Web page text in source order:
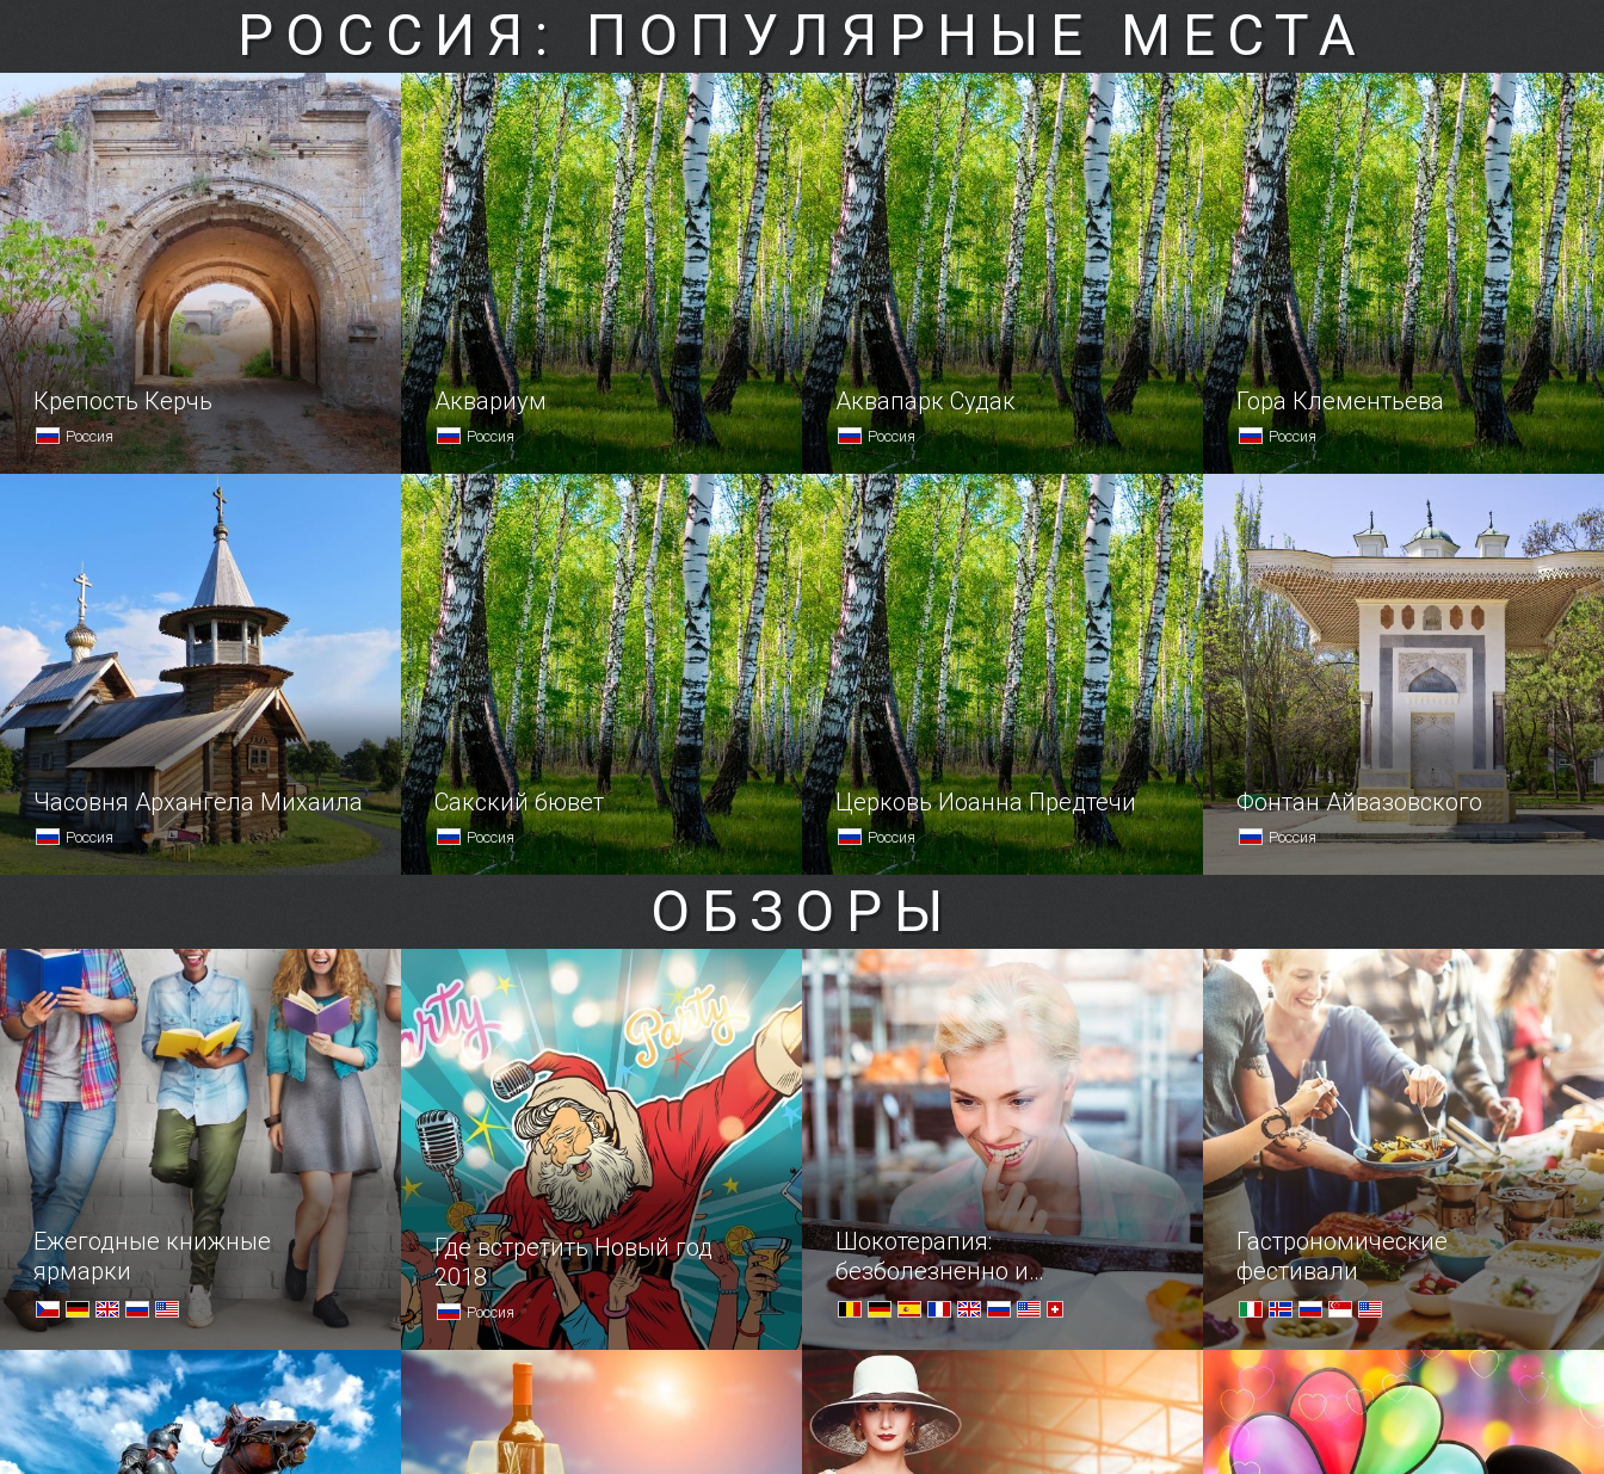
РОССИЯ: ПОПУЛЯРНЫЕ МЕСТА
Крепость Керчь
Россия
Памятник фортификационного
искусства и одна из самых значимых
оборонительных построек XIX
века — крепость Керчь до сих пор
волнует умы исследователей
и туристов.
Аквариум
Россия
Вы мечтали когда-нибудь оказаться
на морском дне, чтобы увидеть
разноцветные мириады обитателей
подводного царства?
Аквапарк Судак
Россия
Чтобы испытать неподдельную
детскую радость и повеселиться
от души, а также отдохнуть
от летнего зноя, скорее
отправляйтесь в знаменитый
Судакский аквапарк!
Гора Клементьева
Россия
В Крыму возвышается много
знаменитых гор, но лишь одна из них
может носить гордое звание
колыбели планеризма, и это — Узун-
Сырт, называемая чаще горой
Клементьева.
Часовня Архангела Михаила
Россия
веке — построили ее в селении
Лиликозеро.
Сакский бювет
Россия
В недалёком XX веке учеными был
обнаружен новый источник сил для
организма — настоящий горячий
минеральный фонтан был прорублен
в 1956 году рядом с Саки.
Церковь Иоанна Предтечи
Россия
Крым — поистине земля храмов.
Фонтан Айвазовского
Россия
воды.
ОБЗОРЫ
Ежегодные книжные
ярмарки
Крупнейшие ярмарки мира
Где встретить Новый год
2018
Россия
Скорая помощь для тех, кто ничего
не придумал.
Шокотерапия:
безболезненно и
безгранично вкусно
—Что вы исповедуете? — Шоколад!
Гастрономические
фестивали
Краткий гид для тех, кто любит
вкусно поесть и не стесняется
заявить об этом миру. Всех голодных
просим отойти от экрана.